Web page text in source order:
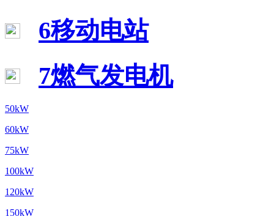
6移动电站
7燃气发电机
50kW
60kW
75kW
100kW
120kW
150kW